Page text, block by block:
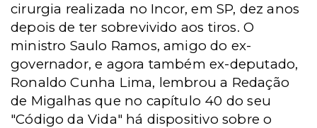
cirurgia realizada no Incor, em SP, dez anos
depois de ter sobrevivido aos tiros. O
ministro Saulo Ramos, amigo do ex-
governador, e agora também ex-deputado,
Ronaldo Cunha Lima, lembrou a Redação
de Migalhas que no capítulo 40 do seu
"Código da Vida" há dispositivo sobre o